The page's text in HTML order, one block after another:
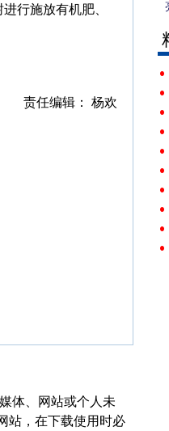
行施放有机肥、
责任编辑： 杨欢
体、网站或个人未
站，在下载使用时必